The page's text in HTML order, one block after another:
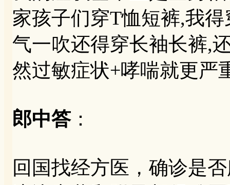
家孩子们穿T恤短裤,我
气一吹还得穿长袖长裤,
然过敏症状+哮喘就更严
郎中答：
回国找经方医，确诊是